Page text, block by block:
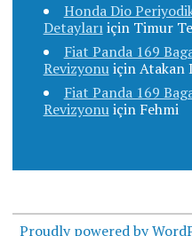
Honda Dio
Detaylarıiçin Timur
Fiat Panda 169
RevizyonuiçinAtakan
Fiat Panda 169
Revizyonuiçin Fehmi
Proudly powered by